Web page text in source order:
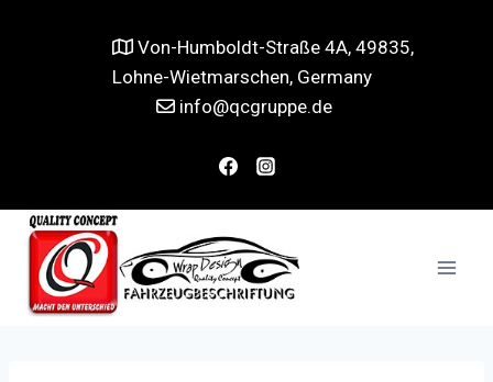
Von-Humboldt-Straße 4A, 49835,
Lohne-Wietmarschen, Germany
info@qcgruppe.de